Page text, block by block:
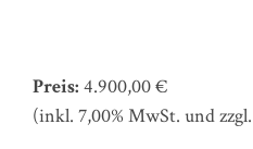
Preis: 4.900,00 €
(inkl. 7,00% MwSt. und zzgl.